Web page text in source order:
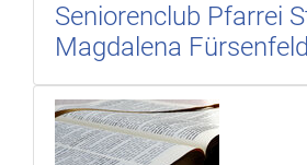
Seniorenclub Pfarrei
Magdalena